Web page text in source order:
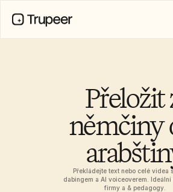
Přeložit
němčiny
Překládejte text nebo celé videa
dabingem a AI voiceoverem. Ideální
firmy a & pedagogy.
AI Screen Recording